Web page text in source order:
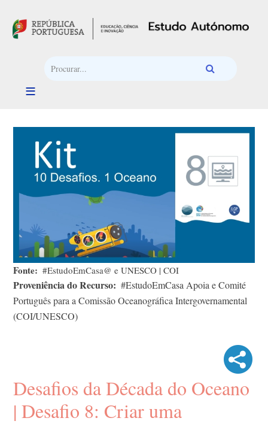
Fonte #EstudoEmCasa@ e UNESCO | COI
Proveniência do Recurso
#EstudoEmCasa Apoia e Comité
Português para a Comissão Oceanográfica Intergovernamental
(COI/UNESCO)
Desafios da Década do Oceano
| Desafio 8: Criar uma